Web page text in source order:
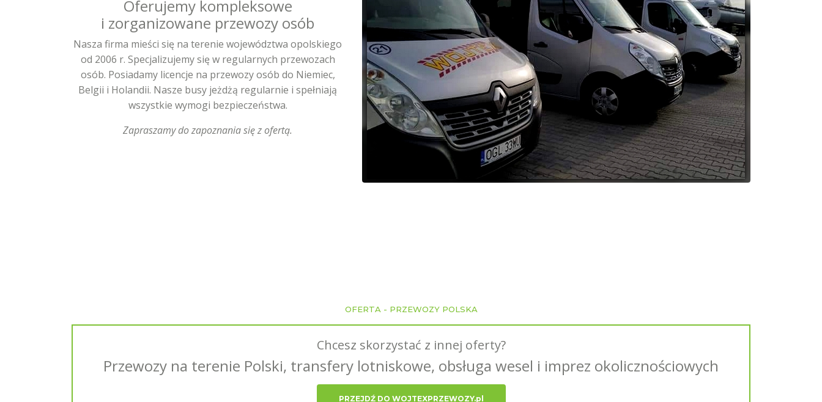
Oferujemy kompleksowe
i zorganizowane przewozy osób
Nasza firma mieści się na terenie województwa opolskiego
od 2006 r. Specjalizujemy się w regularnych przewozach
osób. Posiadamy licencje na przewozy osób do Niemiec,
Belgii i Holandii. Nasze busy jeżdżą regularnie i spełniają
wszystkie wymogi bezpieczeństwa.
Zapraszamy do zapoznania się z ofertą.
OFERTA - PRZEWOZY POLSKA
Chcesz skorzystać z innej oferty?
Przewozy na terenie Polski, transfery lotniskowe, obsługa wesel i imprez okolicznościowych
PRZEJDŹ DO WOJTEXPRZEWOZY.pl